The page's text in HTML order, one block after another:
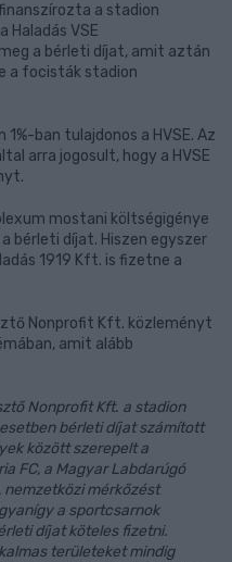
a stadion
Haladás VSE
a bérleti díjat, amit aztán
a focisták stadion
ban tulajdonos a HVSE. Az
arra jogosult, hogy a HVSE
mostani költségigénye
bérleti díjat. Hiszen egyszer
1919 Kft. is fizetne a
Nonprofit Kft. közleményt
amit alább
Nonprofit Kft. a stadion
bérleti díjat számított
között szerepelt a
FC, a Magyar Labdarúgó
nemzetközi mérkőzést
a sportcsarnok
díjat köteles fizetni.
területeket mindig